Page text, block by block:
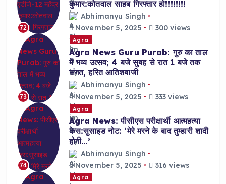
72
कुमार:कोतवाल साहब गिरफ्तार हो!!!!!!!!
Abhimanyu Singh
November 5, 2025
300 views
73
Agra
Agra News Guru Purab: गुरु का ताल
में भव्य उत्सव; 4 बजे सुबह से रात 1 बजे तक
संगत, हरित आतिशबाजी
Abhimanyu Singh
November 5, 2025
333 views
74
Agra
Agra News: पीसीएस परीक्षार्थी आत्महत्या
केस:सुसाइड नोट: ‘मेरे मरने के बाद तुम्हारी शादी
होगी…’
Abhimanyu Singh
November 5, 2025
316 views
Agra